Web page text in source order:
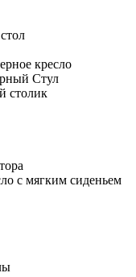
кресло
Стул
столик
с мягким сиденьем